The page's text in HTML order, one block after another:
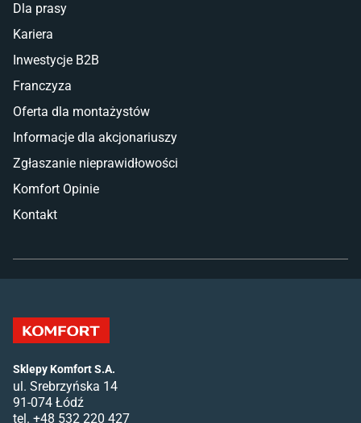
Dla prasy
Kariera
Inwestycje B2B
Franczyza
Oferta dla montażystów
Informacje dla akcjonariuszy
Zgłaszanie nieprawidłowości
Komfort Opinie
Kontakt
Sklepy Komfort S.A.
ul. Srebrzyńska 14
91-074 Łódź
tel. +48 532 220 427